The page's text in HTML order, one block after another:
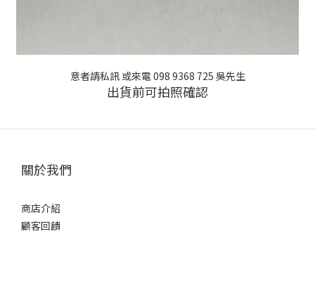
意者請私訊 或來電 098 9368 725 吳先生
出貨前可拍照確認
關於我們
商店介紹
顧客回饋